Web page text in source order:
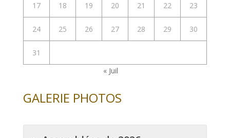
17 18 19 20 21 22 23
24 25 26 27 28 29 30
31
« Juil
GALERIE PHOTOS